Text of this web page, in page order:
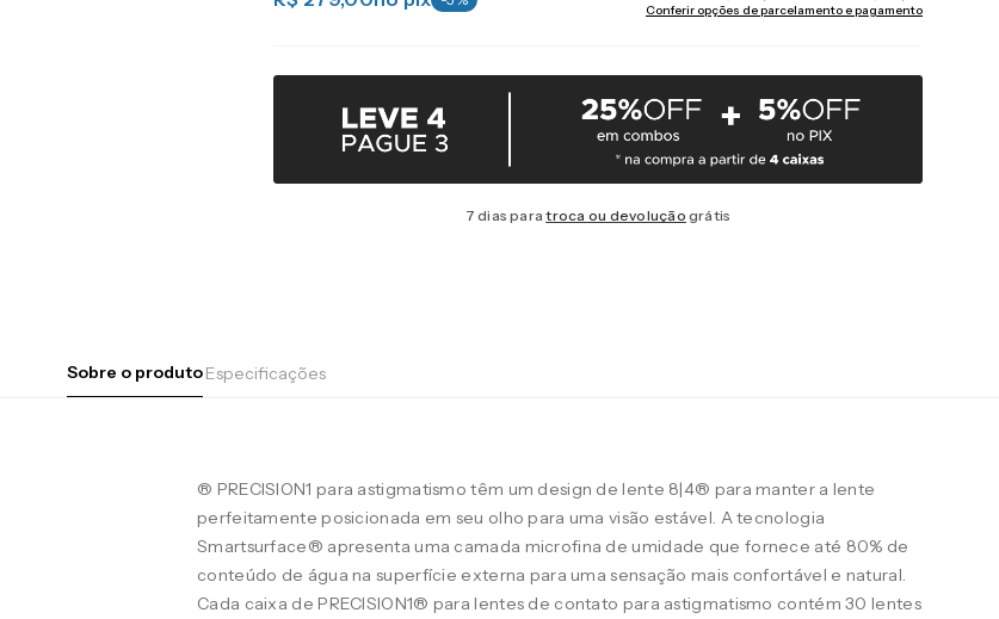
Conferir opções de parcelamento e pagamento
7 dias paratroca ou devolução grátis
Sobre o produtoEspecificações
® PRECISION1 para astigmatismo têm um design de lente 8|4® para manter a lente
perfeitamente posicionada em seu olho para uma visão estável. A tecnologia
Smartsurface® apresenta uma camada microfina de umidade que fornece até 80% de
conteúdo de água na superfície externa para uma sensação mais confortável e natural.
Cada caixa de PRECISION1® para lentes de contato para astigmatismo contém 30 lentes